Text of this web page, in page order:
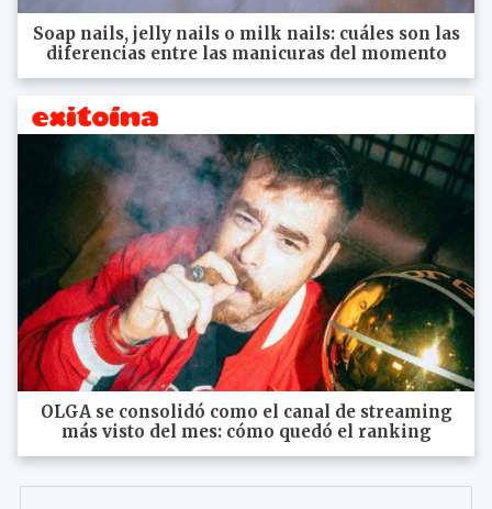
Soap nails, jelly nails o milk nails: cuáles son las
diferencias entre las manicuras del momento
OLGA se consolidó como el canal de streaming
más visto del mes: cómo quedó el ranking